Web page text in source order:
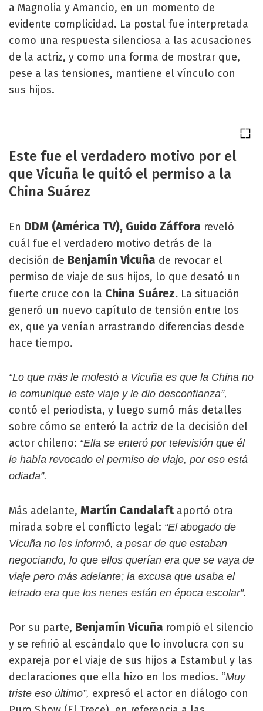
a Magnolia y Amancio, en un momento de
evidente complicidad. La postal fue interpretada
como una respuesta silenciosa a las acusaciones
de la actriz, y como una forma de mostrar que,
pese a las tensiones, mantiene el vínculo con
sus hijos.
Este fue el verdadero motivo por el
que Vicuña le quitó el permiso a la
China Suárez
En DDM (América TV), Guido Záffora reveló
cuál fue el verdadero motivo detrás de la
decisión de Benjamín Vicuña de revocar el
permiso de viaje de sus hijos, lo que desató un
fuerte cruce con la China Suárez. La situación
generó un nuevo capítulo de tensión entre los
ex, que ya venían arrastrando diferencias desde
hace tiempo.
“Lo que más le molestó a Vicuña es que la China no
le comunique este viaje y le dio desconfianza”,
contó el periodista, y luego sumó más detalles
sobre cómo se enteró la actriz de la decisión del
actor chileno: “Ella se enteró por televisión que él
le había revocado el permiso de viaje, por eso está
odiada”.
Más adelante, Martín Candalaftaportó otra
mirada sobre el conflicto legal: “El abogado de
Vicuña no les informó, a pesar de que estaban
negociando, lo que ellos querían era que se vaya de
viaje pero más adelante; la excusa que usaba el
letrado era que los nenes están en época escolar”.
Por su parte, Benjamín Vicuña rompió el silencio
y se refirió al escándalo que lo involucra con su
expareja por el viaje de sus hijos a Estambul y las
declaraciones que ella hizo en los medios. “Muy
triste eso último”, expresó el actor en diálogo con